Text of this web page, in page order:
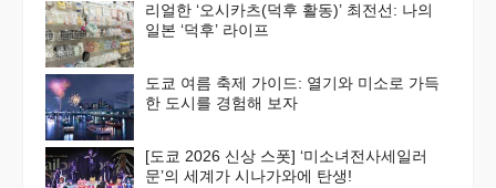
리얼한 ‘오시카츠(덕후 활동)’ 최전선: 나의
일본 ‘덕후’ 라이프
도쿄 여름 축제 가이드: 열기와 미소로 가득
한 도시를 경험해 보자
[도쿄 2026 신상 스폿] ‘미소녀전사세일러
문’의 세계가 시나가와에 탄생!